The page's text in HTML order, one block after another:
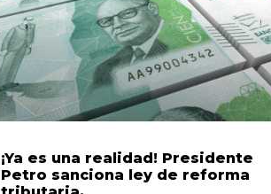
¡Ya es una realidad! Presidente
Petro sanciona ley de reforma